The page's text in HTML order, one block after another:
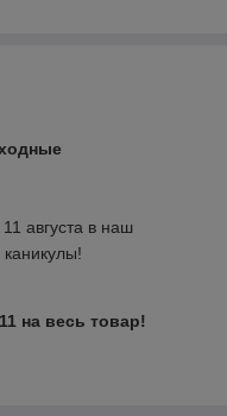
августа в наш
на весь товар!